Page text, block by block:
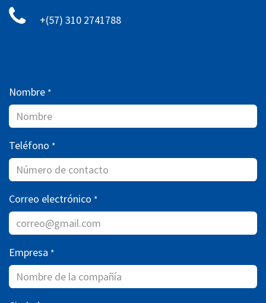
+(57) 310 2741788
Nombre *
Teléfono *
Correo electrónico *
Empresa *